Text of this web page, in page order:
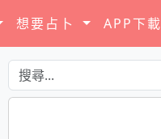
想要占卜 APP下載